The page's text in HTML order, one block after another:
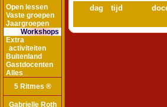
Open lessen
Vaste groepen
Jaargroepen
Workshops
Extra
activiteiten
Buitenland
Gastdocenten
Alles
5 Ritmes ®
Gabrielle Roth
dag tijd